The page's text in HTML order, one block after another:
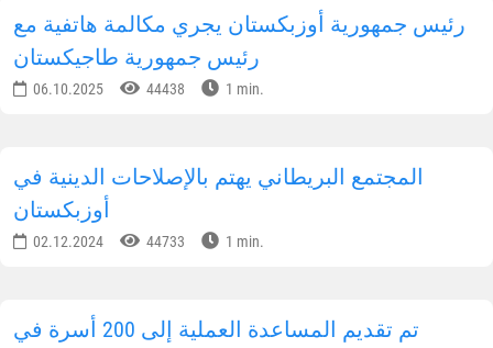
رئيس جمهورية أوزبكستان يجري مكالمة هاتفية مع
رئيس جمهورية طاجيكستان
06.10.2025 44438 1 min.
المجتمع البريطاني يهتم بالإصلاحات الدينية في
أوزبكستان
02.12.2024 44733 1 min.
تم تقديم المساعدة العملية إلى 200 أسرة في